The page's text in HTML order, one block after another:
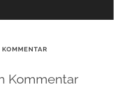
Kommentar